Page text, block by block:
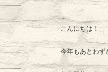
こんにちは！
今年もあとわず